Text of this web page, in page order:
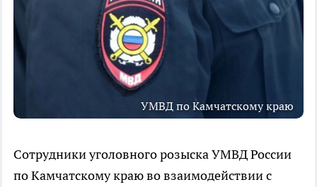
УМВД по Камчатскому краю
Сотрудники уголовного розыска УМВД России
по Камчатскому краю во взаимодействии с